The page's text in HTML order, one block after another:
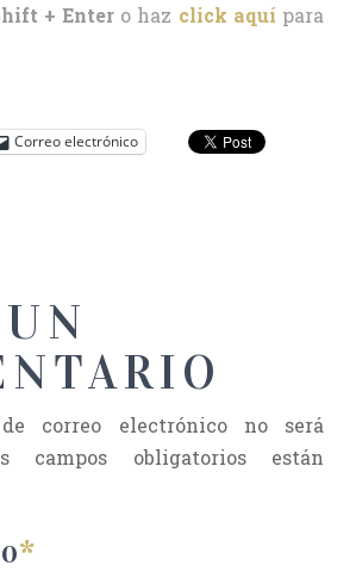
+ Enter o haz click aquí para
Correo electrónico
correo electrónico no será
campos obligatorios están
*